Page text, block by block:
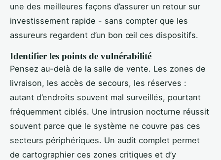
une des meilleures façons d’assurer un retour sur
investissement rapide - sans compter que les
assureurs regardent d’un bon œil ces dispositifs.
Identifier les points de vulnérabilité
Pensez au-delà de la salle de vente. Les zones de
livraison, les accès de secours, les réserves :
autant d’endroits souvent mal surveillés, pourtant
fréquemment ciblés. Une intrusion nocturne réussit
souvent parce que le système ne couvre pas ces
secteurs périphériques. Un audit complet permet
de cartographier ces zones critiques et d’y